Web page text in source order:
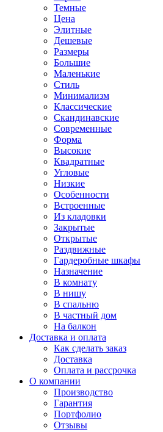
Темные
Цена
Элитные
Дешевые
Размеры
Большие
Маленькие
Стиль
Минимализм
Классические
Скандинавские
Современные
Форма
Высокие
Квадратные
Угловые
Низкие
Особенности
Встроенные
Из кладовки
Закрытые
Открытые
Раздвижные
Гардеробные шкафы
Назначение
В комнату
В нишу
В спальню
В частный дом
На балкон
Доставка и оплата
Как сделать заказ
Доставка
Оплата и рассрочка
О компании
Производство
Гарантия
Портфолио
Отзывы